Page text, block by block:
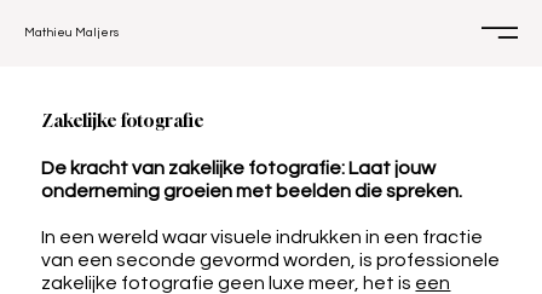
Mathieu Maljers
Zakelijke fotografie
De kracht van zakelijke fotografie: Laat jouw
onderneming groeien met beelden die spreken.
In een wereld waar visuele indrukken in een fractie
van een seconde gevormd worden, is professionele
zakelijke fotografie geen luxe meer, het is een